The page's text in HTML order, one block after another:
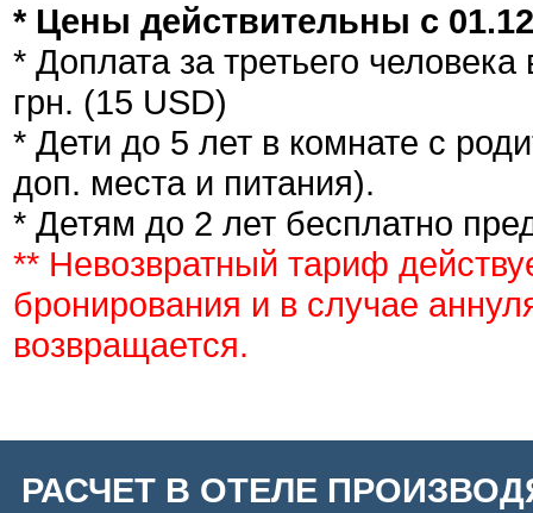
* Цены действительны с
* Доплата за третьего
грн. (15 USD)
* Дети до 5 лет в комнате с
доп. места и питания).
* Детям до 2 лет бесплатно
** Невозвратный тариф
бронирования и в случае
возвращается.
РАСЧЕТ В ОТЕЛЕ